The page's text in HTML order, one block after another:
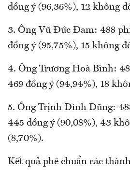
đồng ý (96,36%), 12 không
3. Ông Vũ Đức Đam: 488
đồng ý (95,75%), 15 không
4. Ông Trương Hoà Bình:
469 đồng ý (94,94%), 18
5. Ông Trịnh Đình Dũng:
445 đồng ý (90,08%), 43
(8,70%).
Kết quả phê chuẩn các